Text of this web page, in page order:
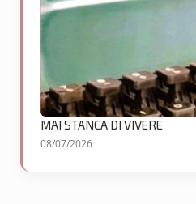
MAI STANCA DI VIVERE
08/07/2026